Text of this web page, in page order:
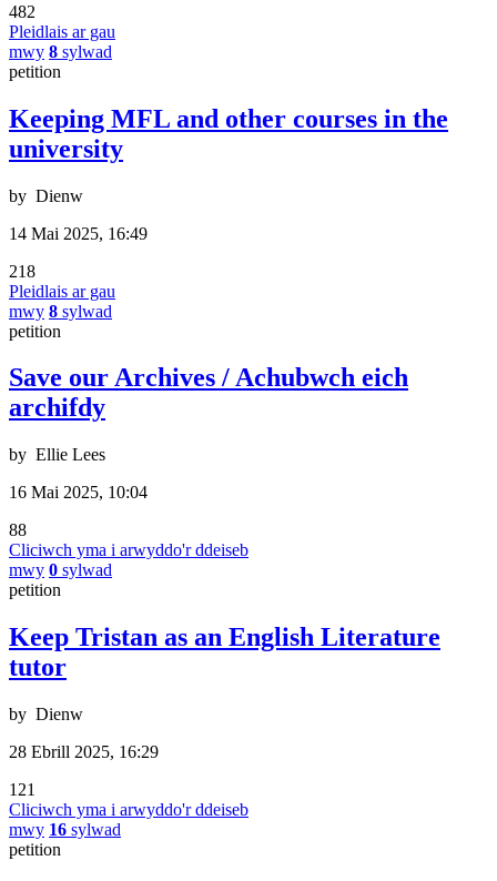
482
Pleidlais ar gau
mwy 8 sylwad
petition
Keeping MFL and other courses in the
university
by Dienw
14 Mai 2025, 16:49
218
Pleidlais ar gau
mwy 8 sylwad
petition
Save our Archives / Achubwch eich
archifdy
by Ellie Lees
16 Mai 2025, 10:04
88
Cliciwch yma i arwyddo'r ddeiseb
mwy 0 sylwad
petition
Keep Tristan as an English Literature
tutor
by Dienw
28 Ebrill 2025, 16:29
121
Cliciwch yma i arwyddo'r ddeiseb
mwy 16 sylwad
petition